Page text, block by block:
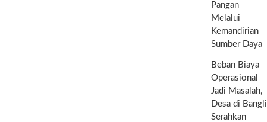
Pangan
Melalui
Kemandirian
Sumber Daya
Beban Biaya
Operasional
Jadi Masalah,
Desa di Bangli
Serahkan